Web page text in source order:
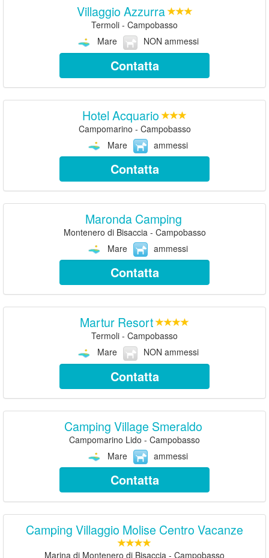
Villaggio Azzurra
Termoli - Campobasso
Mare
NON ammessi
Contatta
Hotel Acquario
Campomarino - Campobasso
Mare
ammessi
Contatta
Maronda Camping
Montenero di Bisaccia - Campobasso
Mare
ammessi
Contatta
Martur Resort
Termoli - Campobasso
Mare
NON ammessi
Contatta
Camping Village Smeraldo
Campomarino Lido - Campobasso
Mare
ammessi
Contatta
Camping Villaggio Molise Centro Vacanze
Marina di Montenero di Bisaccia - Campobasso